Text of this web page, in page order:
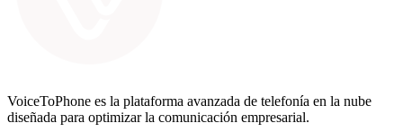
VoiceToPhone es la plataforma avanzada de telefonía en la nube
diseñada para optimizar la comunicación empresarial.